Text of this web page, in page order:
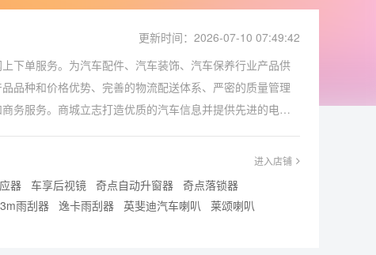
更新时间：2026-07-10 07:49:42
下单服务。为汽车配件、汽车装饰、汽车保养行业产品供
品种和价格优势、完善的物流配送体系、严密的质量管理
务服务。商城立志打造优质的汽车信息并提供先进的电子
明。了解到，大量的用户向我们咨询有关奇点自动大灯的
时间回复疑问。
进入店铺
器 车享后视镜 奇点自动升窗器 奇点落锁器
3m雨刮器 逸卡雨刮器 英斐迪汽车喇叭 莱颂喇叭